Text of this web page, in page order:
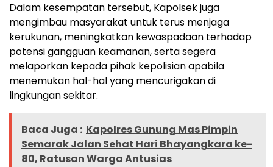
Dalam kesempatan tersebut, Kapolsek juga
mengimbau masyarakat untuk terus menjaga
kerukunan, meningkatkan kewaspadaan terhadap
potensi gangguan keamanan, serta segera
melaporkan kepada pihak kepolisian apabila
menemukan hal-hal yang mencurigakan di
lingkungan sekitar.
Baca Juga : Kapolres Gunung Mas Pimpin
Semarak Jalan Sehat Hari Bhayangkara ke-
80, Ratusan Warga Antusias